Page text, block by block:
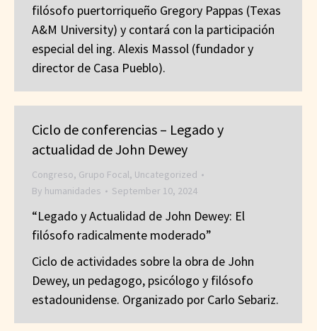
filósofo puertorriqueño Gregory Pappas (Texas
A&M University) y contará con la participación
especial del ing. Alexis Massol (fundador y
director de Casa Pueblo).
Ciclo de conferencias – Legado y
actualidad de John Dewey
Congreso, Grupo Focal, Uncategorized
By humanidades September 10, 2024
“Legado y Actualidad de John Dewey: El
filósofo radicalmente moderado”
Ciclo de actividades sobre la obra de John
Dewey, un pedagogo, psicólogo y filósofo
estadounidense. Organizado por Carlo Sebariz.